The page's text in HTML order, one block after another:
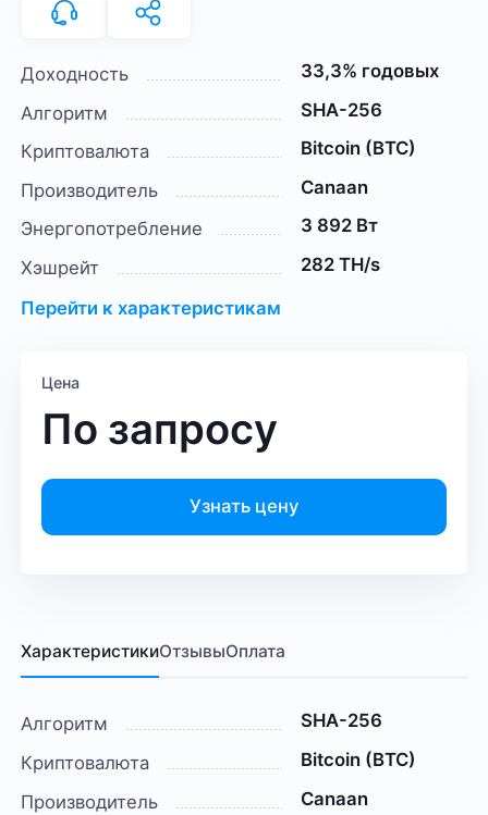
Доходность
33,3% годовых
Алгоритм
SHA-256
Криптовалюта
Bitcoin (BTC)
Производитель
Canaan
Энергопотребление
3 892 Вт
Хэшрейт
282 TH/s
Перейти к характеристикам
Цена
По запросу
Узнать цену
ХарактеристикиОтзывыОплата
Алгоритм
SHA-256
Криптовалюта
Bitcoin (BTC)
Производитель
Canaan